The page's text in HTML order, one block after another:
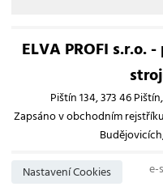
ELVA PROFI s.r.o.
Pištín 134, 373 46
Zapsáno v obchodním
Nastavení Cookies e-